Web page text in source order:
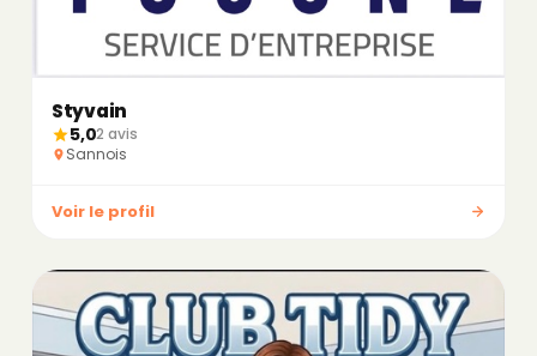
Styvain
5,02 avis
Sannois
Voir le profil